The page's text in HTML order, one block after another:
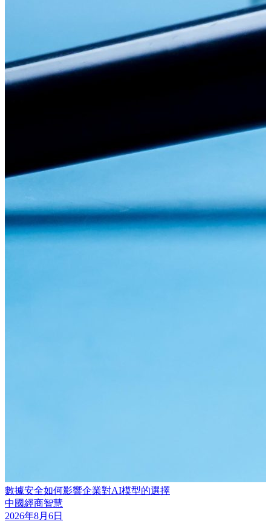
數據安全如何影響企業對AI模型的選擇
中國經商智慧
2026年8月6日